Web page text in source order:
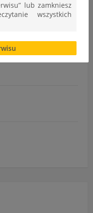
lub zamkniesz
wszystkich
plików
utrudnić lub
prywatności oraz